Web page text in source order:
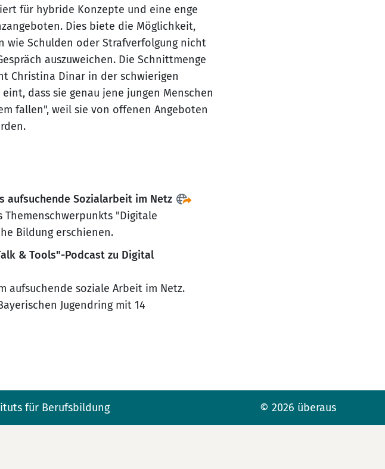
für hybride Konzepte und eine enge
Dies biete die Möglichkeit,
wie Schulden oder Strafverfolgung nicht
auszuweichen. Die Schnittmenge
Christina Dinar in der schwierigen
dass sie genau jene jungen Menschen
fallen", weil sie von offenen Angeboten
aufsuchende Sozialarbeit im Netz
"Digitale
Bildung erschienen.
& Tools"-Podcast zu Digital
aufsuchende soziale Arbeit im Netz.
Jugendring mit 14
für Berufsbildung © 2026 überaus